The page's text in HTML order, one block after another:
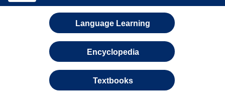
Language Learning
Encyclopedia
Textbooks